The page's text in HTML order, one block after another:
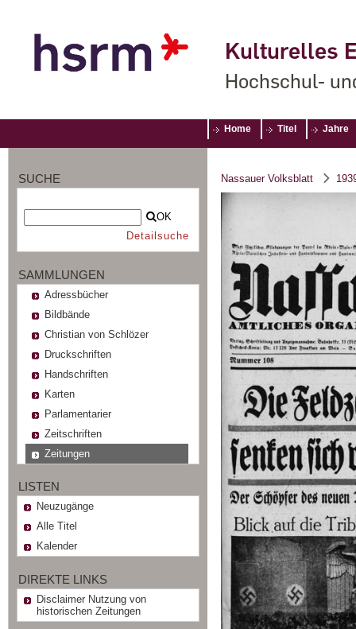
Kulturelles
Hochschul-
Home Titel Jahre
SUCHE
OK
Detailsuche
SAMMLUNGEN
Adressbücher
Bildbände
Christian von Schlözer
Druckschriften
Handschriften
Karten
Parlamentarier
Zeitschriften
Zeitungen
LISTEN
Neuzugänge
Alle Titel
Kalender
DIREKTE LINKS
Disclaimer Nutzung von
historischen Zeitungen
Nassauer Volksblatt